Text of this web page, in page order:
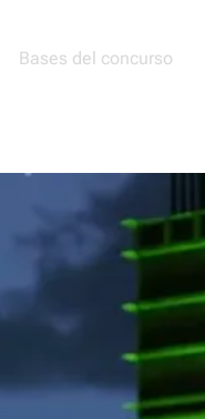
Bases del concurso